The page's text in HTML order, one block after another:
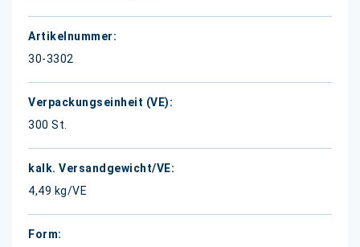
30-3302
300 St.
4,49 kg/VE